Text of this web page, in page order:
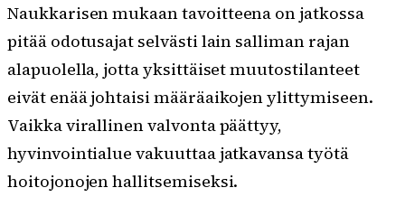
Naukkarisen mukaan tavoitteena on jatkossa
pitää odotusajat selvästi lain salliman rajan
alapuolella, jotta yksittäiset muutostilanteet
eivät enää johtaisi määräaikojen ylittymiseen.
Vaikka virallinen valvonta päättyy,
hyvinvointialue vakuuttaa jatkavansa työtä
hoitojonojen hallitsemiseksi.